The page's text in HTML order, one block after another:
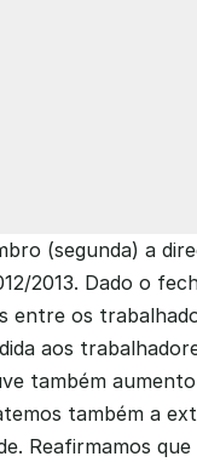
(segunda) a
2013. Dado o
entre os
aos
também
também a
Reafirmamos